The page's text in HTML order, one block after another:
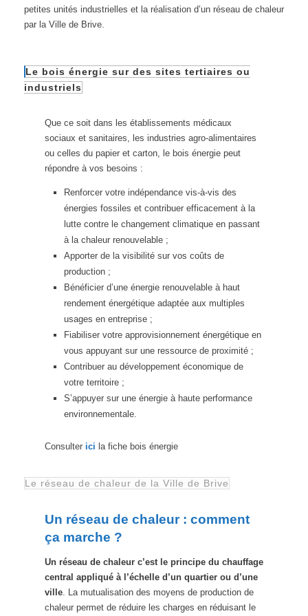
petites unités industrielles et la réalisation d’un réseau de chaleur
par la Ville de Brive.
Le bois énergie sur des sites tertiaires ou
industriels
Que ce soit dans les établissements médicaux
sociaux et sanitaires, les industries agro-alimentaires
ou celles du papier et carton, le bois énergie peut
répondre à vos besoins :
Renforcer votre indépendance vis-à-vis des
énergies fossiles et contribuer efficacement à la
lutte contre le changement climatique en passant
à la chaleur renouvelable ;
Apporter de la visibilité sur vos coûts de
production ;
Bénéficier d’une énergie renouvelable à haut
rendement énergétique adaptée aux multiples
usages en entreprise ;
Fiabiliser votre approvisionnement énergétique en
vous appuyant sur une ressource de proximité ;
Contribuer au développement économique de
votre territoire ;
S’appuyer sur une énergie à haute performance
environnementale.
Consulter ici la fiche bois énergie
Le réseau de chaleur de la Ville de Brive
Un réseau de chaleur : comment
ça marche ?
Un réseau de chaleur c’est le principe du chauffage
central appliqué à l’échelle d’un quartier ou d’une
ville. La mutualisation des moyens de production de
chaleur permet de réduire les charges en réduisant le